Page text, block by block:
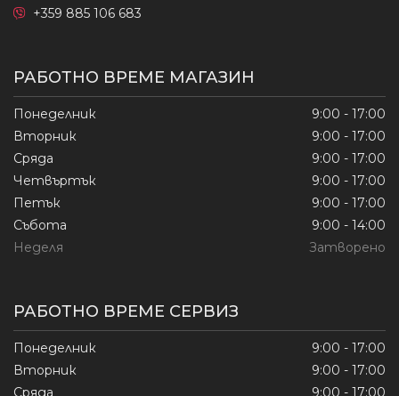
+359 885 106 683
РАБОТНО ВРЕМЕ МАГАЗИН
Понеделник
9:00 - 17:00
Вторник
9:00 - 17:00
Сряда
9:00 - 17:00
Четвъртък
9:00 - 17:00
Петък
9:00 - 17:00
Събота
9:00 - 14:00
Неделя
Затворено
РАБОТНО ВРЕМЕ СЕРВИЗ
Понеделник
9:00 - 17:00
Вторник
9:00 - 17:00
Сряда
9:00 - 17:00